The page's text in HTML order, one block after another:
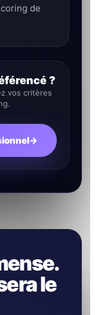
de
?
vos critères
→
le